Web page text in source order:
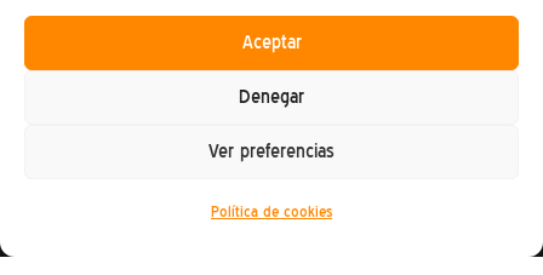
Aceptar
Denegar
Ver preferencias
Política de cookies